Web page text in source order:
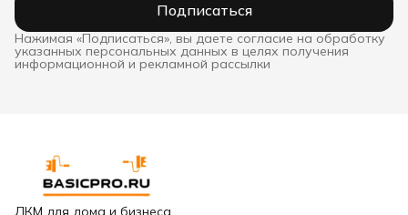
Подписаться
Нажимая «Подписаться», вы даете согласие на обработку
указанных персональных данных в целях получения
информационной и рекламной рассылки
ЛКМ для дома и бизнеса